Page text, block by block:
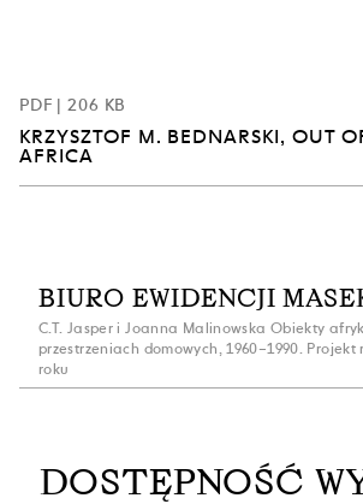
PDF | 206 KB
KRZYSZTOF M. BEDNARSKI, OUT
AFRICA
BIURO EWIDENCJI
C.T. Jasper i Joanna Malinowska Obiekty
przestrzeniach domowych, 1960–1990. Projekt
roku
DOSTĘPNOŚĆ